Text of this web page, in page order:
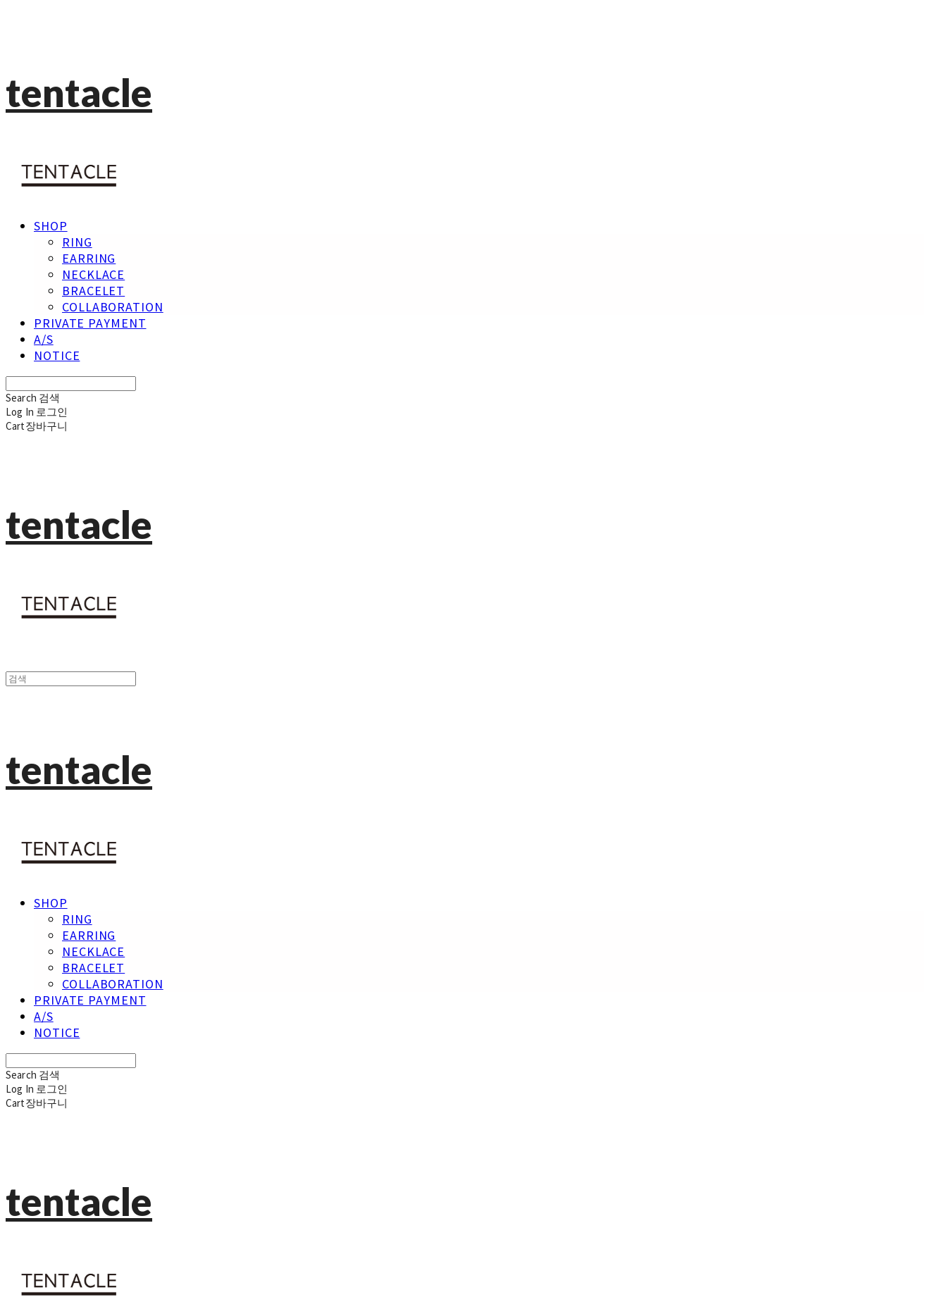
tentacle
SHOP
RING
EARRING
NECKLACE
BRACELET
COLLABORATION
PRIVATE PAYMENT
A/S
NOTICE
Search 검색
Log In 로그인
Cart장바구니
tentacle
tentacle
SHOP
RING
EARRING
NECKLACE
BRACELET
COLLABORATION
PRIVATE PAYMENT
A/S
NOTICE
Search 검색
Log In 로그인
Cart장바구니
tentacle